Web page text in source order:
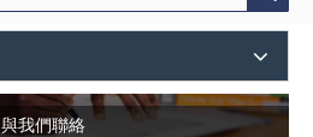
與我們聯絡